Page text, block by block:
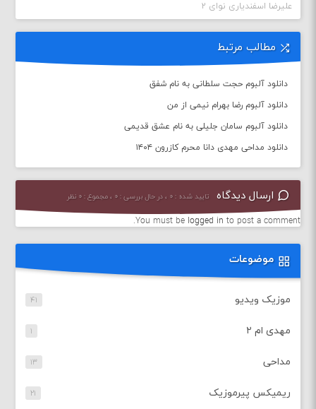
علیرضا اسفندیاری نوای ۲
مطالب مرتبط
دانلود آلبوم حجت سلطانی به نام شفق
دانلود آلبوم رضا بهرام نیمی از من
دانلود آلبوم سامان جلیلی به نام عشق قدیمی
دانلود مداحی مهدی دانا محرم کازرون ۱۴۰۴
ارسال دیدگاه تایید شده : ۰ ، در حال بررسی : ۰ ، مجموع : ۰ نظر
You must be logged in to post a comment.
موضوعات
موزیک ویدیو ۴۱
مهدی ام ۲ ۱
مداحی ۱۳
ریمیکس پیرموزیک ۲۱